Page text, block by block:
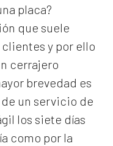
placa?
que suele
y por ello
cerrajero
brevedad es
un servicio de
los siete días
como por la